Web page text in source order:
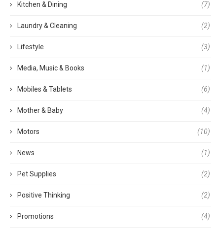
Kitchen & Dining (7)
Laundry & Cleaning (2)
Lifestyle (3)
Media, Music & Books (1)
Mobiles & Tablets (6)
Mother & Baby (4)
Motors (10)
News (1)
Pet Supplies (2)
Positive Thinking (2)
Promotions (4)